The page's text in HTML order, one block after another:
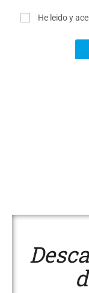
He leido y